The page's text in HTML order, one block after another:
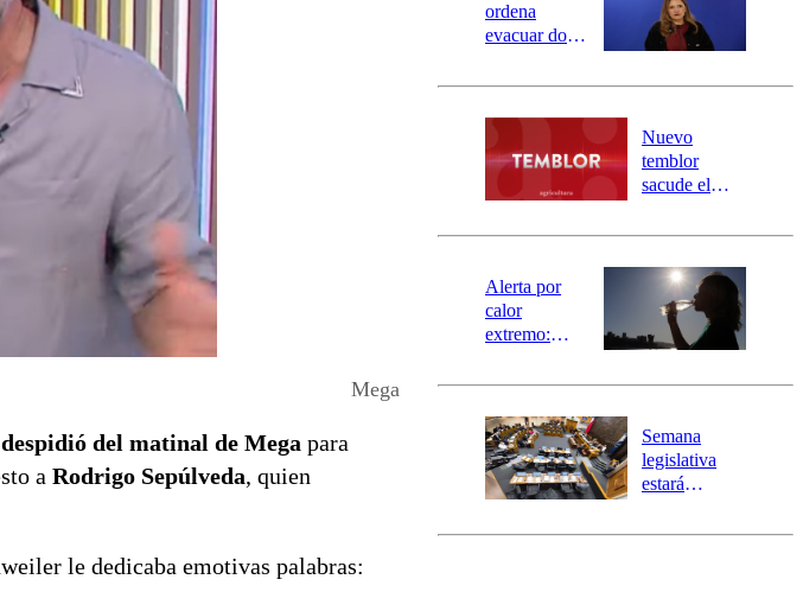
Mega
del matinal de Mega para
a Rodrigo Sepúlveda, quien
le dedicaba emotivas palabras:
ordena
evacuar dos
Carahue por
río Damas:
activa
mensajería
SAE
Nuevo
temblor
sacude el
revisa la
epicentro
Alerta por
calor
extremo:
activa Alerta
Preventiva en
tres comunas
Semana
legislativa
estará
el fin de la